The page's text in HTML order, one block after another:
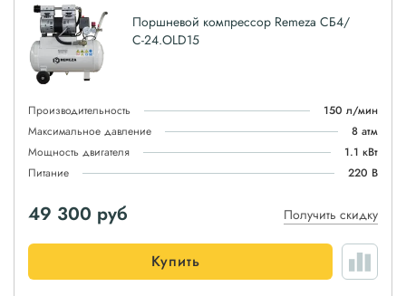
Поршневой компрессор Remeza СБ4/
С-24.OLD15
Производительность
150 л/мин
Максимальное давление
8 атм
Мощность двигателя
1.1 кВт
Питание
220 В
49 300 руб Получить скидку
Купить